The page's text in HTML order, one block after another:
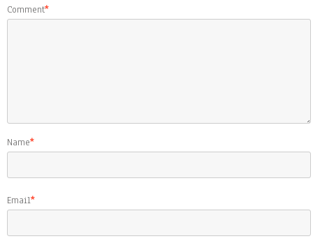
Comment*
Name*
Email*